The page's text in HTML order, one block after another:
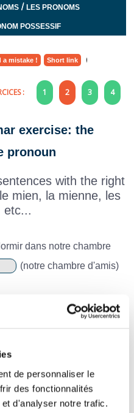
de personnaliser le
des fonctionnalités
d'analyser notre trafic.
/LES PRONOMS
POSSESSIF
a mistake ! Short link
: 1 2 3 4
exercise: the
pronoun
with the right
mien, la mienne, les
etc...
dans notre chambre
(notre chambre d'amis)
Et vous, où habitent
bien mais
est la plus grande. Ma